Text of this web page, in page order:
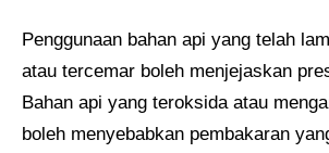
Penggunaan bahan api yang telah
atau tercemar boleh menjejaskan
Bahan api yang teroksida atau
boleh menyebabkan pembakaran